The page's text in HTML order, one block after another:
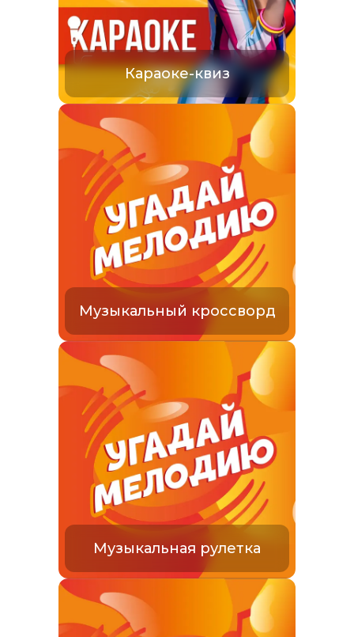
Караоке-квиз
Музыкальный кроссворд
Музыкальная рулетка